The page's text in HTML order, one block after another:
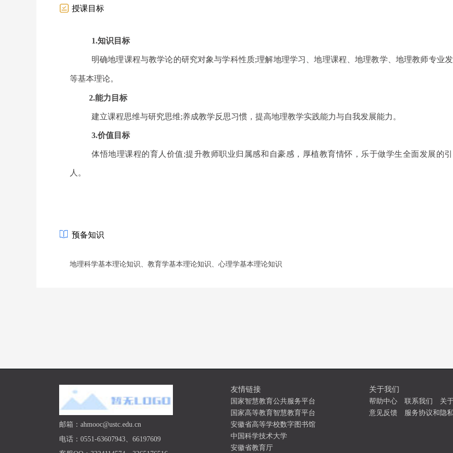
授课目标
1.知识目标
明确地理课程与教学论的研究对象与学科性质;理解地理学习、地理课程、地理教学、地理教师专业
等基本理论。
2.能力目标
建立课程思维与研究思维;养成教学反思习惯，提高地理教学实践能力与自我发展能力。
3.价值目标
体悟地理课程的育人价值;提升教师职业归属感和自豪感，厚植教育情怀，乐于做学生全面发展的
人。
预备知识
地理科学基本理论知识、教育学基本理论知识、心理学基本理论知识
邮箱：ahmooc@ustc.edu.cn
电话：0551-63607943、66197609
友情链接
国家智慧教育公共服务平台
国家高等教育智慧教育平台
安徽省高等学校数字图书馆
中国科学技术大学
安徽省教育厅
关于我们
帮助中心 联系我们
关
意见反馈
服务协议和隐